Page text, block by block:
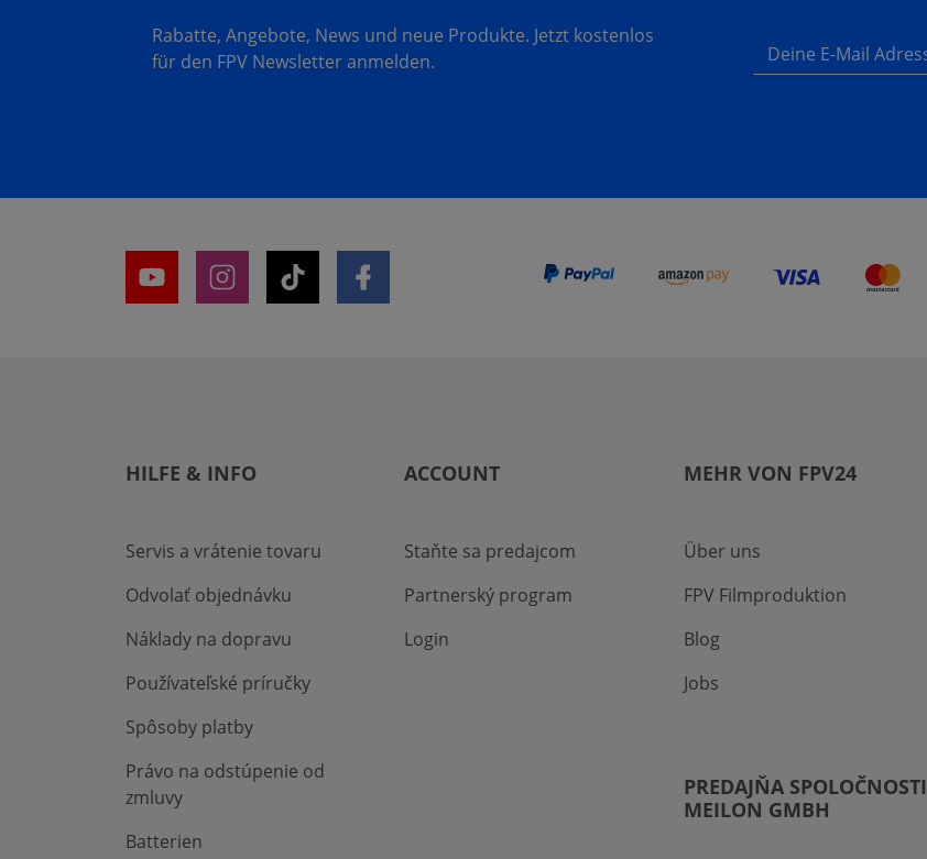
Rabatte, Angebote, News und neue Produkte. Jetzt kostenlos
für den FPV Newsletter anmelden.
Deine E-Mail Adresse
HILFE & INFO
Servis a vrátenie tovaru
Odvolať objednávku
Náklady na dopravu
Používateľské príručky
Spôsoby platby
Právo na odstúpenie od
zmluvy
Batterien
ACCOUNT
Staňte sa predajcom
Partnerský program
Login
MEHR VON FPV24
Über uns
FPV Filmproduktion
Blog
Jobs
PREDAJŇA SPOLOČNOSTI
MEILON GMBH